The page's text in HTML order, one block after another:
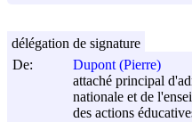
De:
Dupont (Pierre)
attaché principal
nationale et de
des actions
délégation de signature